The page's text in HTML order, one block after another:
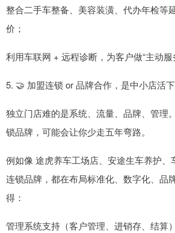
整合二手车整备、美容装潢、代办年检等
价；
利用车联网 + 远程诊断，为客户做“主动服
5. 🤝 加盟连锁 or 品牌合作，是中小店活
独立门店难的是系统、流量、品牌、管理
锁品牌，可能会让你少走五年弯路。
例如像 途虎养车工场店、安途生车养护
连锁品牌，都在布局标准化、数字化、品
得：
管理系统支持（客户管理、进销存、结算）